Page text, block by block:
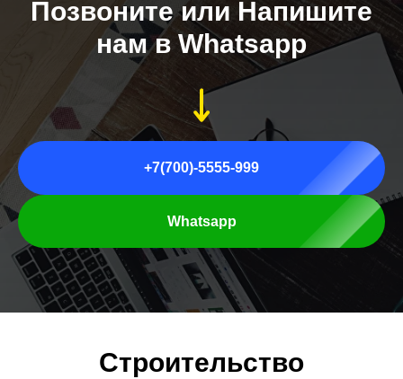
Позвоните или Напишите
нам в Whatsapp
+7(700)-5555-999
Whatsapp
Строительство